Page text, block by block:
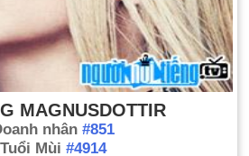
MAGNUSDOTTIR
nhân #851
Tuổi Mùi #4914